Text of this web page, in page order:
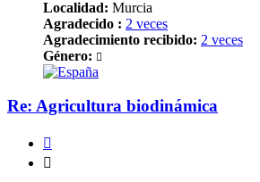
Localidad: Murcia
Agradecido : 2 veces
Agradecimiento recibido: 2 veces
Género:
Re: Agricultura biodinámica